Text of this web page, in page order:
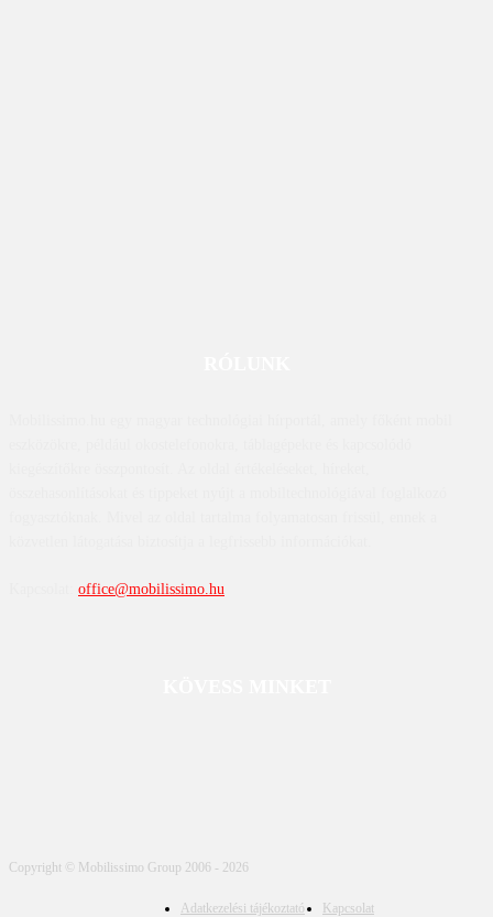
office@mobilissimo.hu
Copyright © Mobilissimo Group 2006 - 2026
Adatkezelési tájékoztató Kapcsolat